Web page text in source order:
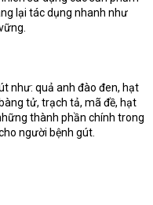
lại tác dụng nhanh như
như: quả anh đào đen, hạt
tử, trạch tả, mã đề, hạt
thành phần chính trong
người bệnh gút.